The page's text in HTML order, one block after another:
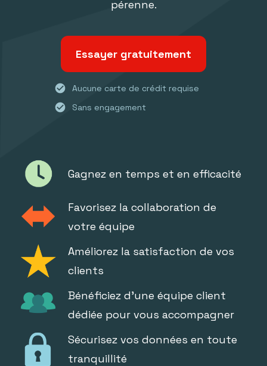
pérenne.
Essayer gratuitement
check_circle Aucune carte de crédit requise
check_circle Sans engagement
Gagnez en temps et en efficacité
Favorisez la collaboration de
votre équipe
Améliorez la satisfaction de vos
clients
Bénéficiez d'une équipe client
dédiée pour vous accompagner
Sécurisez vos données en toute
tranquillité